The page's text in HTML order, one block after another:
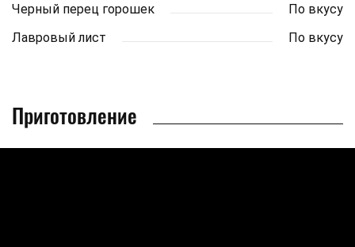
Черный перец горошек
По вкусу
Лавровый лист
По вкусу
Приготовление